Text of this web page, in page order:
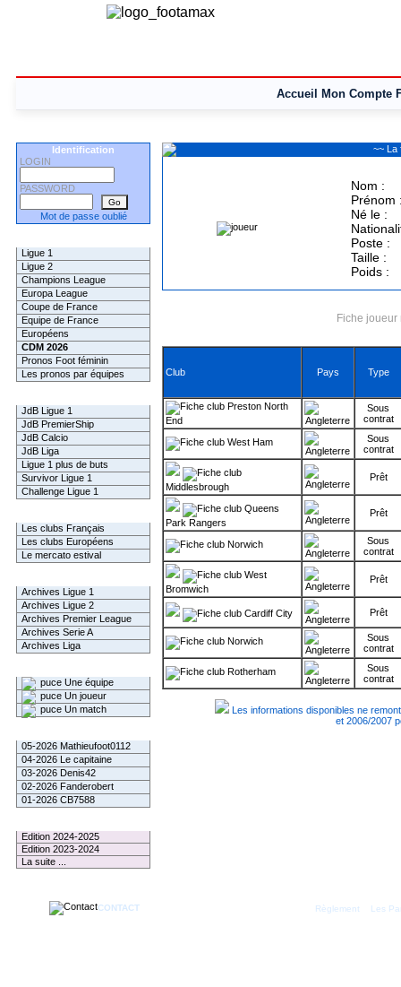
Accueil Mon Compte
Identification
LOGIN
PASSWORD
Mot de passe oublié
Ligue 1
Ligue 2
Champions League
Europa League
Coupe de France
Equipe de France
Européens
CDM 2026
Pronos Foot féminin
Les pronos par équipes
JdB Ligue 1
JdB PremierShip
JdB Calcio
JdB Liga
Ligue 1 plus de buts
Survivor Ligue 1
Challenge Ligue 1
Les clubs Français
Les clubs Européens
Le mercato estival
Archives Ligue 1
Archives Ligue 2
Archives Premier League
Archives Serie A
Archives Liga
Une équipe
Un joueur
Un match
05-2026 Mathieufoot0112
04-2026 Le capitaine
03-2026 Denis42
02-2026 Fanderobert
01-2026 CB7588
Edition 2024-2025
Edition 2023-2024
La suite ...
~~ La
Nom :
Prénom
Né le :
Poste :
Taille :
Poids :
Fiche
Club Pays Type
Preston North
End
Sous
contrat
West Ham
Sous
contrat
Middlesbrough
Prêt
Queens
Park Rangers
Prêt
Norwich
Sous
contrat
West
Bromwich
Prêt
Cardiff City Prêt
Norwich
Sous
contrat
Rotherham
Sous
contrat
Les informations disponibles ne
et 2006/2007
CONTACT Règlement Les